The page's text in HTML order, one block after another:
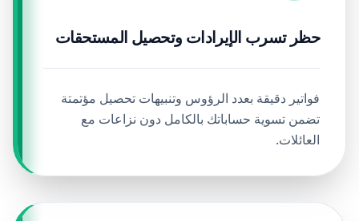
حظر تسرب الإيرادات وتحصيل المستحقات
فواتير دقيقة بعدد الرؤوس وتنبيهات تحصيل مؤتمتة
تضمن تسوية حساباتك بالكامل دون نزاعات مع
العائلات.